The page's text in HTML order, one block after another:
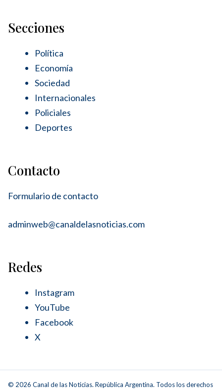
Secciones
Política
Economía
Sociedad
Internacionales
Policiales
Deportes
Contacto
Formulario de contacto
adminweb@canaldelasnoticias.com
Redes
Instagram
YouTube
Facebook
X
© 2026 Canal de las Noticias. República Argentina. Todos los derechos